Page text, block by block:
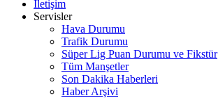
İletişim
Servisler
Hava Durumu
Trafik Durumu
Süper Lig Puan Durumu ve Fikstür
Tüm Manşetler
Son Dakika Haberleri
Haber Arşivi